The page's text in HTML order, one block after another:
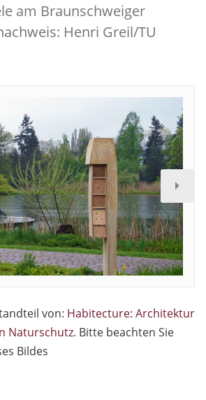
am Braunschweiger
Henri Greil/TU
von: Habitecture: Architektur
Naturschutz. Bitte beachten Sie
Bildes